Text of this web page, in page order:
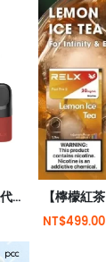
【爆寧櫻桃】Relx悅刻第五代幻影霧化煙彈
NT$499.00